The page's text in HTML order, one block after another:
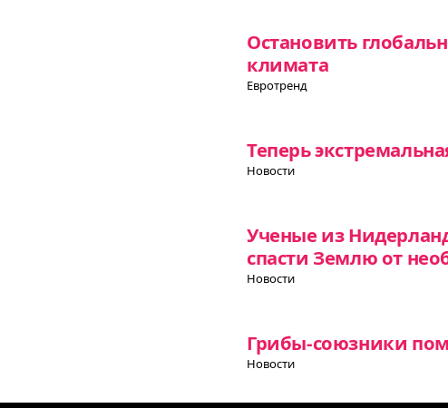
Остановить
климата
Евротренд
Теперь
Новости
Ученые из
спасти Землю от
Новости
Грибы-союзники
Новости